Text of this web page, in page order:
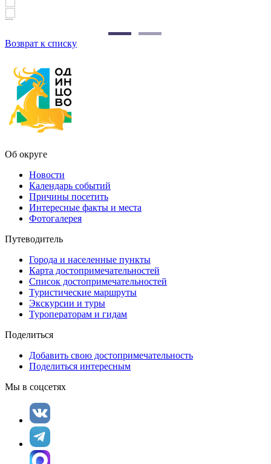
Возврат к списку
Об округе
Новости
Календарь событий
Причины посетить
Интересные факты и места
Фотогалерея
Путеводитель
Города и населенные пункты
Карта достопримечательностей
Список достопримечательностей
Туристические маршруты
Экскурсии и туры
Туроператорам и гидам
Поделиться
Добавить свою достопримечательность
Поделиться интересным
Мы в соцсетях